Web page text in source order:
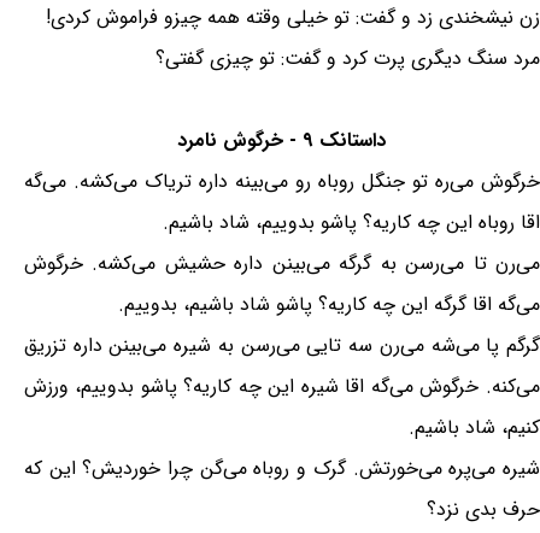
زن نیشخندی زد و گفت: تو خیلی وقته همه چیزو فراموش کردی!
مرد سنگ دیگری پرت کرد و گفت: تو چیزی گفتی؟
داستانک ۹ - خرگوش نامرد
خرگوش می‌ره تو جنگل روباه رو می‌بینه داره تریاک می‌کشه. می‌گه
اقا روباه این چه کاریه؟ پاشو بدوییم، شاد باشیم.
می‌رن تا می‌رسن به گرگه می‌بینن داره حشیش می‌کشه. خرگوش
می‌گه اقا گرگه این چه کاریه؟ پاشو شاد باشیم، بدوییم.
گرگم پا می‌شه می‌رن سه تایی می‌رسن به شیره می‌بینن داره تزریق
می‌کنه. خرگوش می‌گه اقا شیره این چه کاریه؟ پاشو بدوییم، ورزش
کنیم، شاد باشیم.
شیره می‌پره می‌خورتش. گرک و روباه می‌گن چرا خوردیش؟ این که
حرف بدی نزد؟